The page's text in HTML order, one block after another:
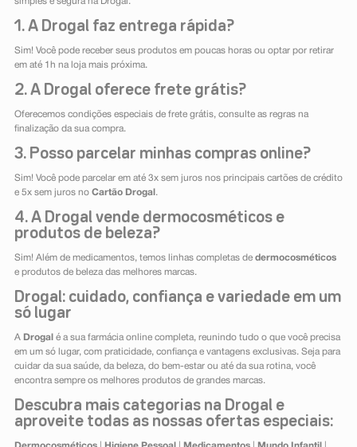
1. A Drogal faz entrega rápida?
Sim! Você pode receber seus produtos em poucas horas ou optar por retirar
em até 1h na loja mais próxima.
2. A Drogal oferece frete grátis?
Oferecemos condições especiais de frete grátis, consulte as regras na
finalização da sua compra.
3. Posso parcelar minhas compras online?
Sim! Você pode parcelar em até 3x sem juros nos principais cartões de crédito
e 5x sem juros no Cartão Drogal .
4. A Drogal vende dermocosméticos e
produtos de beleza?
Sim! Além de medicamentos, temos linhas completas de dermocosméticos
e produtos de beleza das melhores marcas.
Drogal: cuidado, confiança e variedade em um
só lugar
A Drogal é a sua farmácia online completa, reunindo tudo o que você precisa
em um só lugar, com praticidade, confiança e vantagens exclusivas. Seja para
cuidar da sua saúde, da beleza, do bem-estar ou até da sua rotina, você
encontra sempre os melhores produtos de grandes marcas.
Descubra mais categorias na Drogal e
aproveite todas as nossas ofertas especiais: